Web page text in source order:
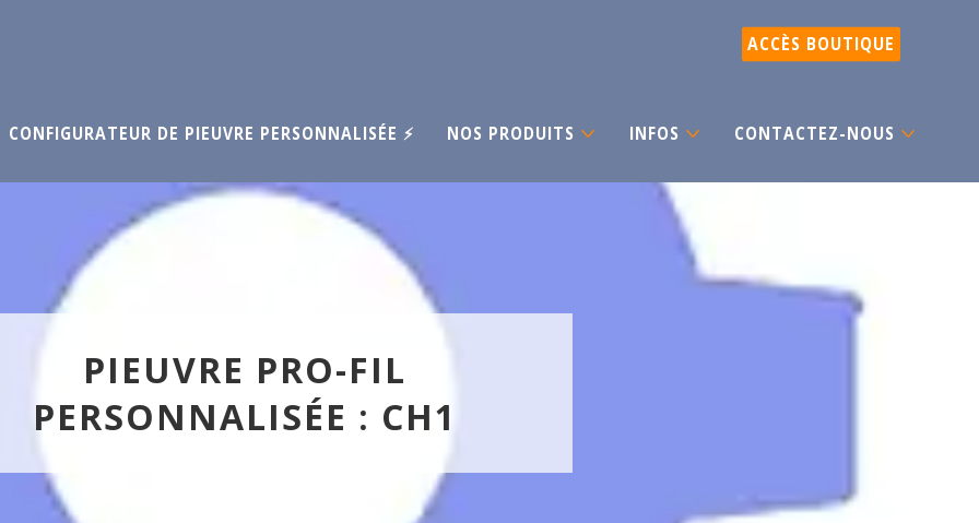
ACCÈS BOUTIQUE
CONFIGURATEUR DE PIEUVRE PERSONNALISÉE ⚡ NOS PRODUITS INFOS CONTACTEZ-NOUS
PIEUVRE PRO-FIL
PERSONNALISÉE : CH1